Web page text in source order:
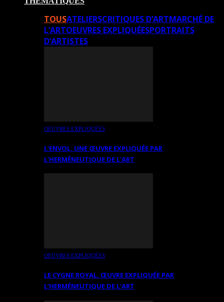
TOUSATELIERSCRITIQUES D’ARTMARCHÉ DE
L’ARTOEUVRES EXPLIQUÉESPORTRAITS
D’ARTISTES
OEUVRES EXPLIQUÉES
L’ENVOL, UNE ŒUVRE EXPLIQUÉE PAR
L’HERMÉNEUTIQUE DE L’ART
OEUVRES EXPLIQUÉES
LE CYGNE ROYAL. ŒUVRE EXPLIQUÉE PAR
L’HERMÉNEUTIQUE DE L’ART